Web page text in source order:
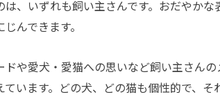
、いずれも飼い主さんです。おだやか
んできます。
や愛犬・愛猫への思いなど飼い主さん
います。どの犬、どの猫も個性的で、そ